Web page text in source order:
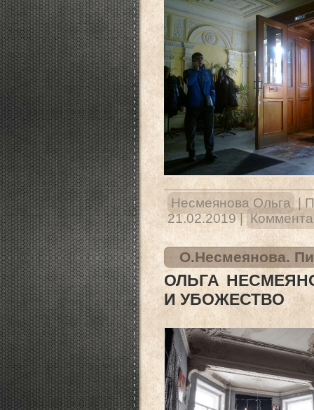
Несмеянова Ольга |
21.02.2019 |
О.Несмеянова.
ОЛЬГА
И УБОЖЕСТВО